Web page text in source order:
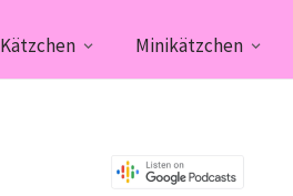
Kätzchen Minikätzchen